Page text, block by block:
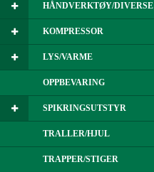
HÅNDVERKTØY/DIVERSE
KOMPRESSOR
LYS/VARME
OPPBEVARING
SPIKRINGSUTSTYR
TRALLER/HJUL
TRAPPER/STIGER